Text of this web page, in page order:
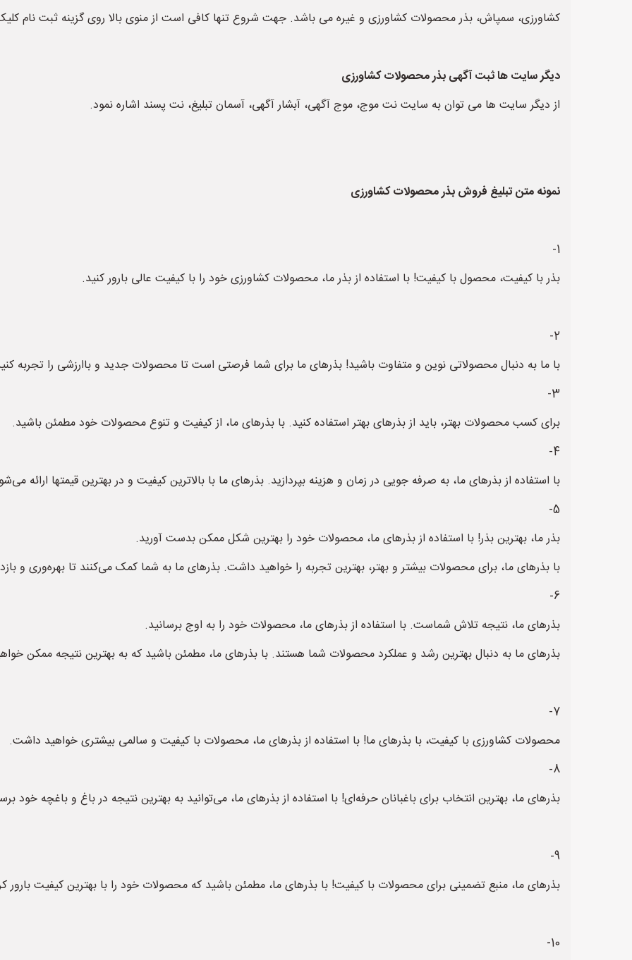
کشاورزی، سمپاش، بذر محصولات کشاورزی و غیره می باشد. جهت شروع تنها کافی است از منوی بالا روی گزینه ثبت نام
دیگر سایت ها ثبت آگهی بذر محصولات کشاورزی
از دیگر سایت ها می توان به سایت نت موج، موج آگهی، آبشار آگهی، آسمان تبلیغ، نت پسند اشاره نمود.
نمونه متن تبلیغ فروش بذر محصولات کشاورزی
1-
بذر با کیفیت، محصول با کیفیت! با استفاده از بذر ما، محصولات کشاورزی خود را با کیفیت عالی بارور کنید.
2-
با ما به دنبال محصولاتی نوین و متفاوت باشید! بذرهای ما برای شما فرصتی است تا محصولات جدید و باارزشی را تجربه
3-
برای کسب محصولات بهتر، باید از بذرهای بهتر استفاده کنید. با بذرهای ما، از کیفیت و تنوع محصولات خود مطمئن باشید.
4-
با استفاده از بذرهای ما، به صرفه جویی در زمان و هزینه بپردازید. بذرهای ما با بالاترین کیفیت و در بهترین قیمتها ارائه
5-
بذر ما، بهترین بذر! با استفاده از بذرهای ما، محصولات خود را بهترین شکل ممکن بدست آورید.
با بذرهای ما، برای محصولات بیشتر و بهتر، بهترین تجربه را خواهید داشت. بذرهای ما به شما کمک می‌کنند تا بهره‌وری و
6-
بذرهای ما، نتیجه تلاش شماست. با استفاده از بذرهای ما، محصولات خود را به اوج برسانید.
بذرهای ما به دنبال بهترین رشد و عملکرد محصولات شما هستند. با بذرهای ما، مطمئن باشید که به بهترین نتیجه ممکن
7-
محصولات کشاورزی با کیفیت، با بذرهای ما! با استفاده از بذرهای ما، محصولات با کیفیت و سالمی بیشتری خواهید داشت.
8-
بذرهای ما، بهترین انتخاب برای باغبانان حرفه‌ای! با استفاده از بذرهای ما، می‌توانید به بهترین نتیجه در باغ و باغچه خود
9-
بذرهای ما، منبع تضمینی برای محصولات با کیفیت! با بذرهای ما، مطمئن باشید که محصولات خود را با بهترین کیفیت بارور
10-